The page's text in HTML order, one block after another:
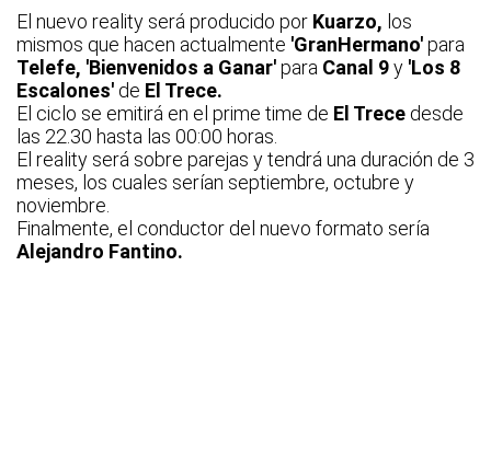
El nuevo reality será producido por Kuarzo, los
mismos que hacen actualmente 'GranHermano'para
Telefe, 'Bienvenidos a Ganar'para Canal 9y 'Los 8
Escalones' de El Trece.
El ciclo se emitirá en el prime time de El Trece desde
las 22.30 hasta las 00:00 horas.
El reality será sobre parejas y tendrá una duración de 3
meses, los cuales serían septiembre, octubre y
noviembre.
Finalmente, el conductor del nuevo formato sería
Alejandro Fantino.